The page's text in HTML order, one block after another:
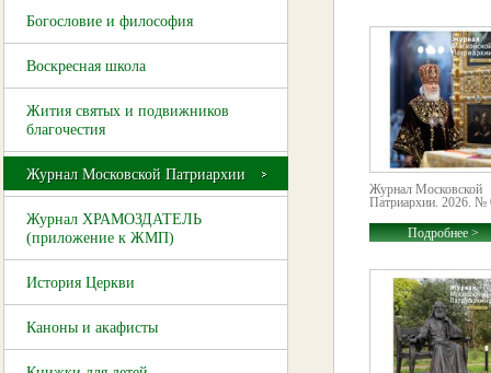
Богословие и философия
Воскресная школа
Жития святых и подвижников
благочестия
Журнал Московской Патриархии
Журнал ХРАМОЗДАТЕЛЬ
(приложение к ЖМП)
История Церкви
Каноны и акафисты
Журнал Московской
Патриархии. 2026. №
Подробнее >